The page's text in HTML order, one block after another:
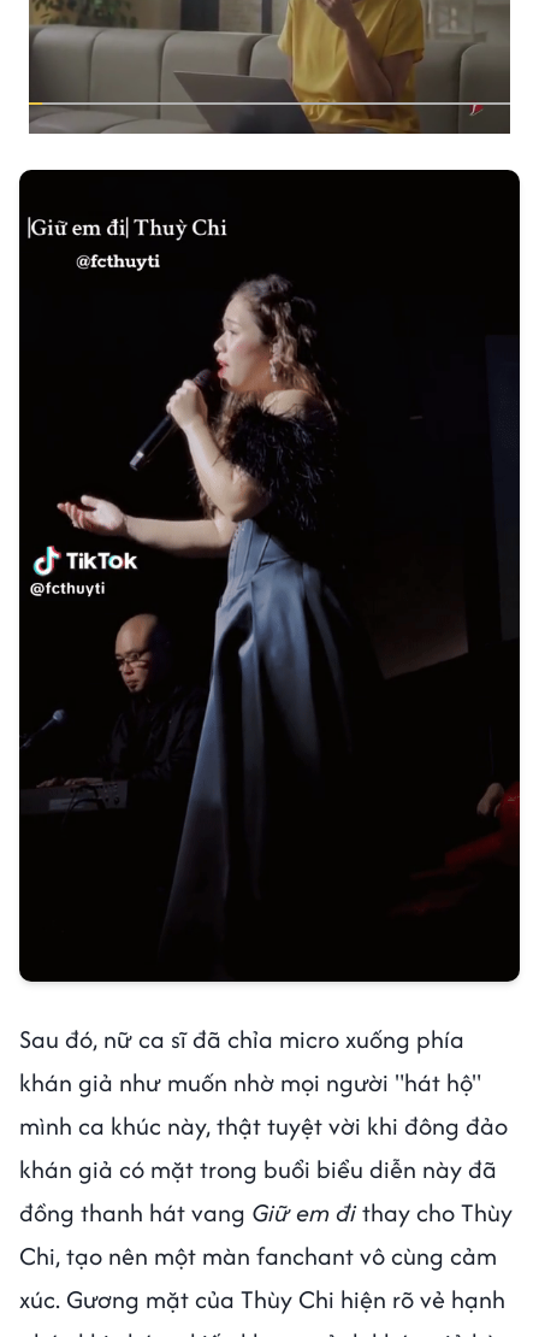
Sau đó, nữ ca sĩ đã chỉa micro xuống phía
khán giả như muốn nhờ mọi người "hát hộ"
mình ca khúc này, thật tuyệt vời khi đông đảo
khán giả có mặt trong buổi biểu diễn này đã
đồng thanh hát vang Giữ em đithay cho Thùy
Chi, tạo nên một màn fanchant vô cùng cảm
xúc. Gương mặt của Thùy Chi hiện rõ vẻ hạnh